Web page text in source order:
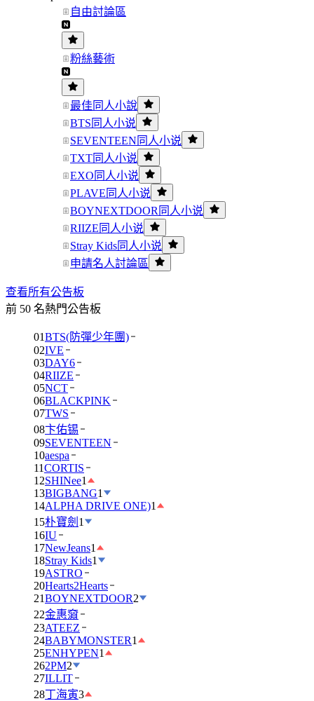
自由討論區
粉絲藝術
最佳同人小說
BTS同人小说
SEVENTEEN同人小说
TXT同人小说
EXO同人小说
PLAVE同人小说
BOYNEXTDOOR同人小说
RIIZE同人小说
Stray Kids同人小说
申請名人討論區
查看所有公告板
前 50 名熱門公告板
01BTS(防彈少年團)
02IVE
03DAY6
04RIIZE
05NCT
06BLACKPINK
07TWS
08卞佑锡
09SEVENTEEN
10aespa
11CORTIS
12SHINee1
13BIGBANG1
14ALPHA DRIVE ONE)1
15朴寶劍 1
16IU
17NewJeans1
18Stray Kids1
19ASTRO
20Hearts2Hearts
21BOYNEXTDOOR2
22金惠奫
23ATEEZ
24BABYMONSTER1
25ENHYPEN1
262PM2
27ILLIT
28丁海寅3